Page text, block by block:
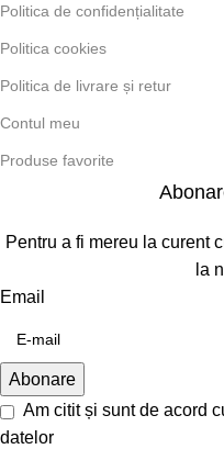
Politica de confidențialitate
Politica cookies
Politica de livrare și retur
Contul meu
Produse favorite
Pentru a fi mereu la curent
la
Email
Am citit și sunt de acord
datelor